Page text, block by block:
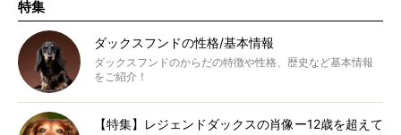
特集
ダックスフンドの性格/基本情報
ダックスフンドのからだの特徴や性格、歴史など基本情報
をご紹介！
【特集】レジェンドダックスの肖像ー12歳を超えて